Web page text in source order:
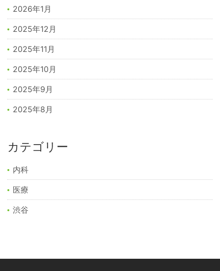
2026年1月
2025年12月
2025年11月
2025年10月
2025年9月
2025年8月
カテゴリー
内科
医療
渋谷